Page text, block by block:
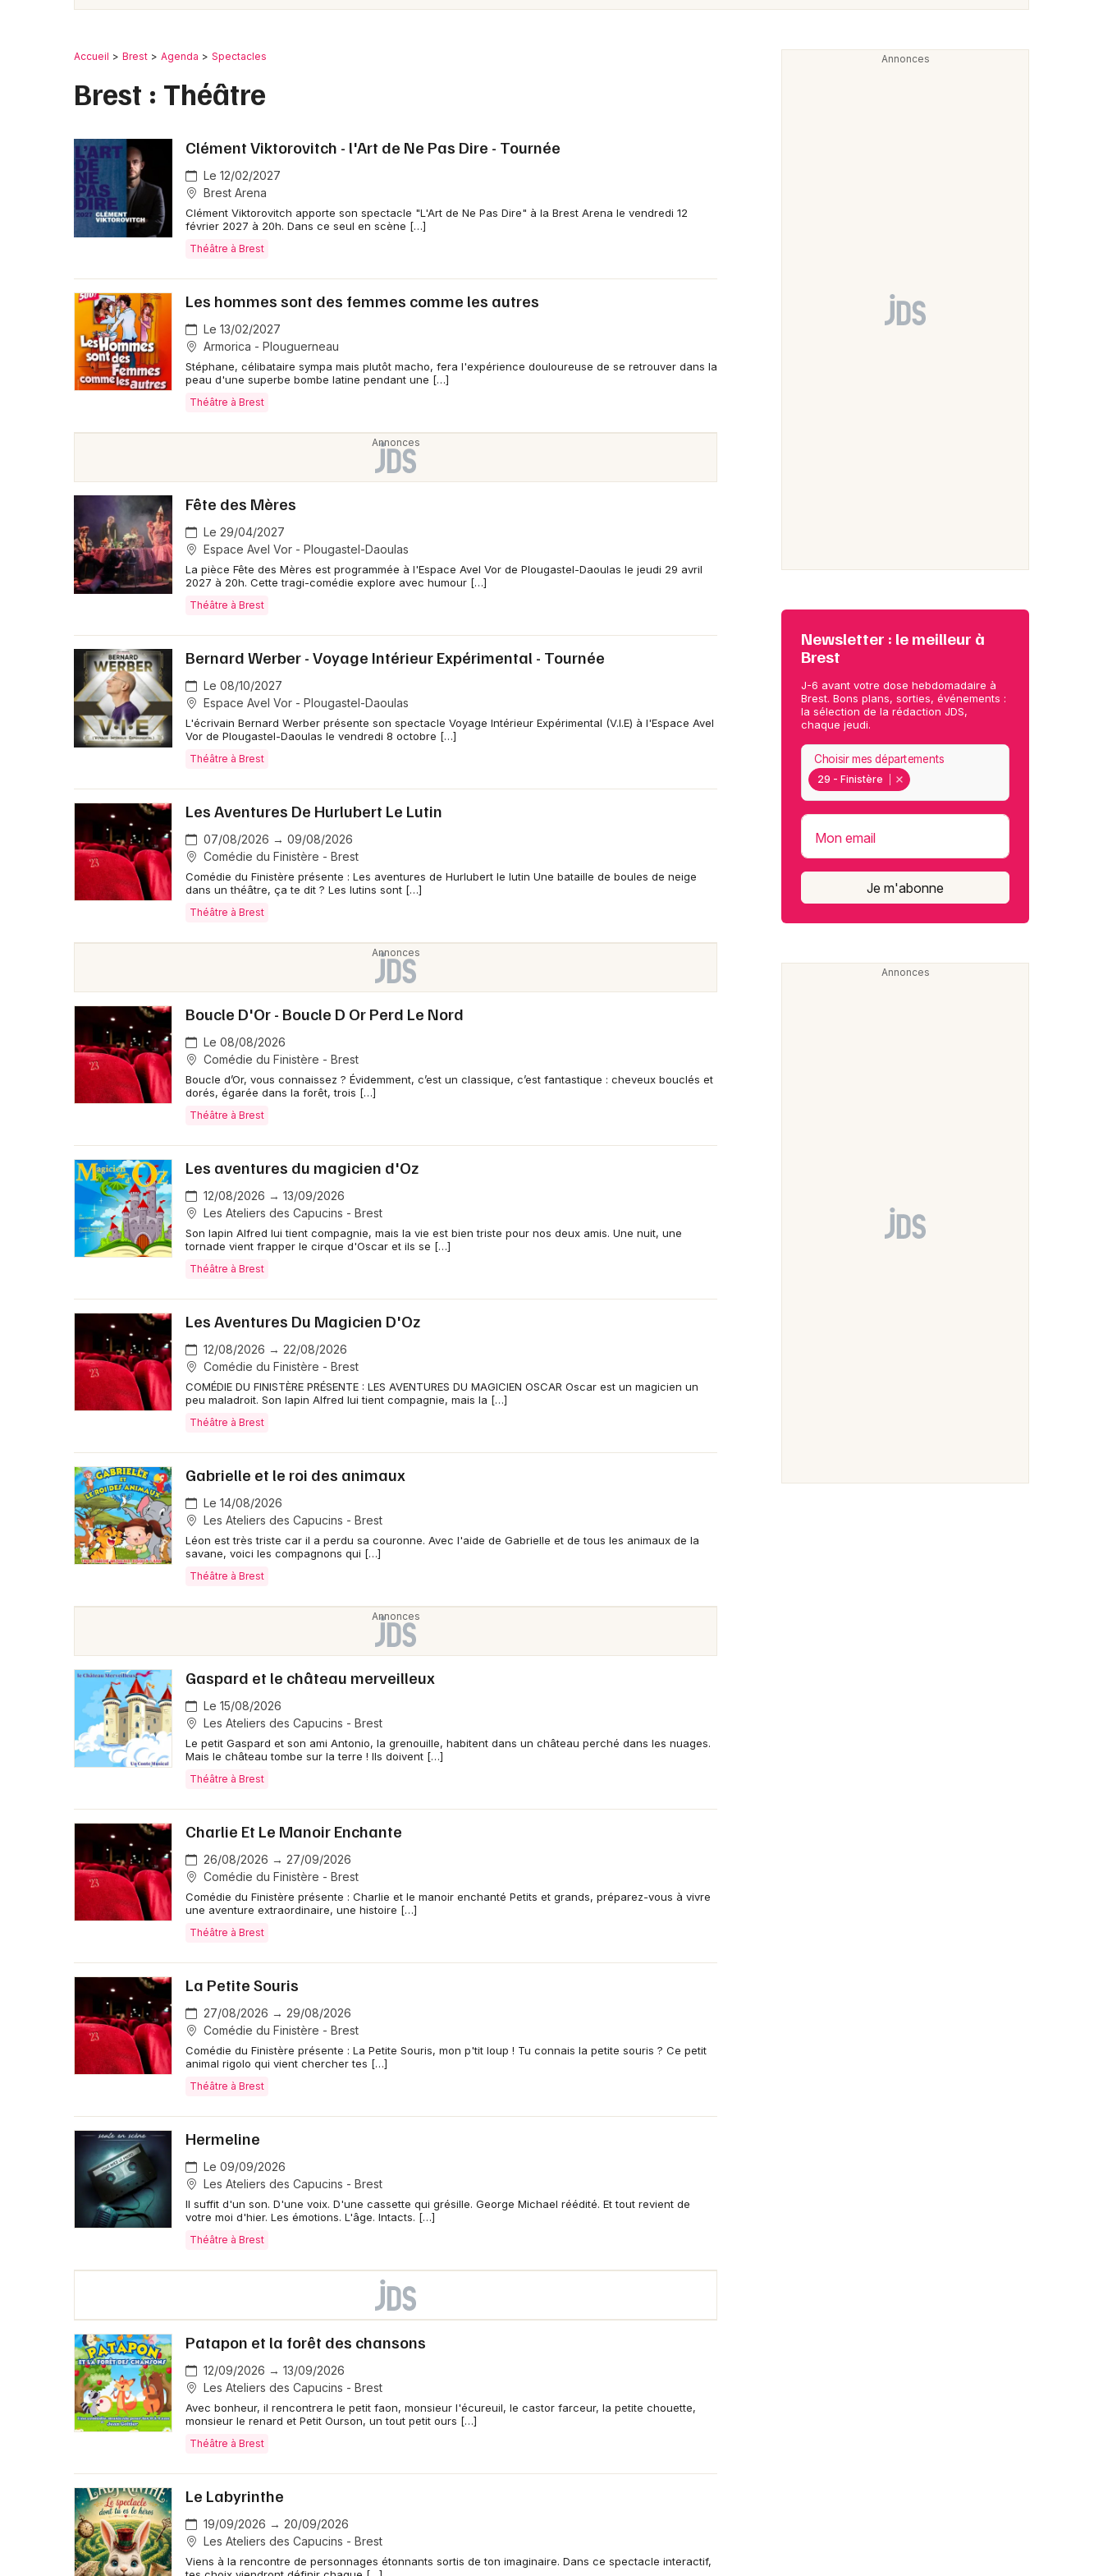
Théâtre dans le Finistère
29 - Finistère
Mon email
Mulhouse
Paris
Toulouse
Accueil Brest Agenda Spectacles
Brest : Théâtre
Clément Viktorovitch - l'Art de Ne Pas Dire - Tournée
Le 12/02/2027
Brest Arena
Clément Viktorovitch apporte son spectacle "L'Art de Ne Pas Dire" à la Brest Arena le vendredi 12
février 2027 à 20h. Dans ce seul en scène […]
Théâtre à Brest
Les hommes sont des femmes comme les autres
Le 13/02/2027
Armorica - Plouguerneau
Stéphane, célibataire sympa mais plutôt macho, fera l'expérience douloureuse de se retrouver dans la
peau d'une superbe bombe latine pendant une […]
Théâtre à Brest
Fête des Mères
Le 29/04/2027
Espace Avel Vor - Plougastel-Daoulas
La pièce Fête des Mères est programmée à l'Espace Avel Vor de Plougastel-Daoulas le jeudi 29 avril
2027 à 20h. Cette tragi-comédie explore avec humour […]
Théâtre à Brest
Bernard Werber - Voyage Intérieur Expérimental - Tournée
Le 08/10/2027
Espace Avel Vor - Plougastel-Daoulas
L'écrivain Bernard Werber présente son spectacle Voyage Intérieur Expérimental (V.I.E) à l'Espace Avel
Vor de Plougastel-Daoulas le vendredi 8 octobre […]
Théâtre à Brest
Les Aventures De Hurlubert Le Lutin
07/08/2026 → 09/08/2026
Comédie du Finistère - Brest
Comédie du Finistère présente : Les aventures de Hurlubert le lutin Une bataille de boules de neige
dans un théâtre, ça te dit ? Les lutins sont […]
Théâtre à Brest
Boucle D'Or - Boucle D Or Perd Le Nord
Le 08/08/2026
Comédie du Finistère - Brest
Boucle d’Or, vous connaissez ? Évidemment, c’est un classique, c’est fantastique : cheveux bouclés et
dorés, égarée dans la forêt, trois […]
Théâtre à Brest
Les aventures du magicien d'Oz
12/08/2026 → 13/09/2026
Les Ateliers des Capucins - Brest
Son lapin Alfred lui tient compagnie, mais la vie est bien triste pour nos deux amis. Une nuit, une
tornade vient frapper le cirque d'Oscar et ils se […]
Théâtre à Brest
Les Aventures Du Magicien D'Oz
12/08/2026 → 22/08/2026
Comédie du Finistère - Brest
COMÉDIE DU FINISTÈRE PRÉSENTE : LES AVENTURES DU MAGICIEN OSCAR Oscar est un magicien un
peu maladroit. Son lapin Alfred lui tient compagnie, mais la […]
Théâtre à Brest
Gabrielle et le roi des animaux
Le 14/08/2026
Les Ateliers des Capucins - Brest
Léon est très triste car il a perdu sa couronne. Avec l'aide de Gabrielle et de tous les animaux de la
savane, voici les compagnons qui […]
Théâtre à Brest
Gaspard et le château merveilleux
Le 15/08/2026
Les Ateliers des Capucins - Brest
Le petit Gaspard et son ami Antonio, la grenouille, habitent dans un château perché dans les nuages.
Mais le château tombe sur la terre ! Ils doivent […]
Théâtre à Brest
Charlie Et Le Manoir Enchante
26/08/2026 → 27/09/2026
Comédie du Finistère - Brest
Comédie du Finistère présente : Charlie et le manoir enchanté Petits et grands, préparez-vous à vivre
une aventure extraordinaire, une histoire […]
Théâtre à Brest
La Petite Souris
27/08/2026 → 29/08/2026
Comédie du Finistère - Brest
Comédie du Finistère présente : La Petite Souris, mon p'tit loup ! Tu connais la petite souris ? Ce petit
animal rigolo qui vient chercher tes […]
Théâtre à Brest
Hermeline
Le 09/09/2026
Les Ateliers des Capucins - Brest
Il suffit d'un son. D'une voix. D'une cassette qui grésille. George Michael réédité. Et tout revient de
votre moi d'hier. Les émotions. L'âge. Intacts. […]
Théâtre à Brest
Patapon et la forêt des chansons
12/09/2026 → 13/09/2026
Les Ateliers des Capucins - Brest
Avec bonheur, il rencontrera le petit faon, monsieur l'écureuil, le castor farceur, la petite chouette,
monsieur le renard et Petit Ourson, un tout petit ours […]
Théâtre à Brest
Le Labyrinthe
19/09/2026 → 20/09/2026
Les Ateliers des Capucins - Brest
Viens à la rencontre de personnages étonnants sortis de ton imaginaire. Dans ce spectacle interactif,
Newsletter : le meilleur à
Brest
J-6 avant votre dose hebdomadaire à
Brest. Bons plans, sorties, événements :
la sélection de la rédaction JDS,
chaque jeudi.
29 - Finistère
Choisir mes départements
Mon email
Je m'abonne